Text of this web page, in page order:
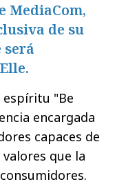
MediaCom,
de su
será
"Be
encargada
capaces de
que la